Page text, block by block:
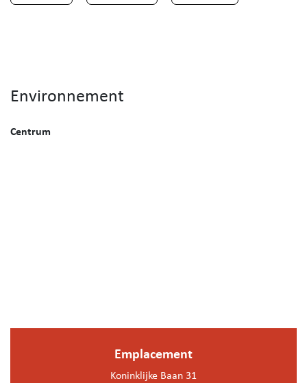
Environnement
Centrum
Emplacement
Koninklijke Baan 31